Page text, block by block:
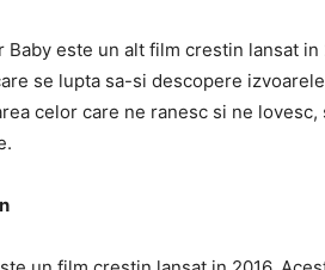
Baby este un alt film crestin lansat
se lupta sa-si descopere
celor care ne ranesc si ne